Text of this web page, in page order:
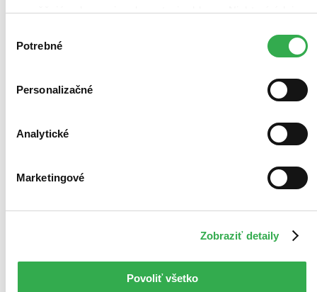
umožňujú zobrazenie relevantnej reklamy. Niektoré údaje
keby sme mohli používať všetky tieto cookies. Ďakujeme!
súhlasu
Potrebné
Personalizačné
Analytické
Marketingové
Zobraziť detaily
Povoliť všetko
Použité filtre
na skladeKnihy